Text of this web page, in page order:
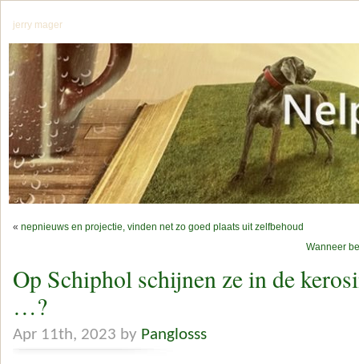
jerry mager
« nepnieuws en projectie, vinden net zo goed plaats uit zelfbehoud
Wanneer
Op Schiphol schijnen ze in de
…?
Apr 11th, 2023 by Panglosss